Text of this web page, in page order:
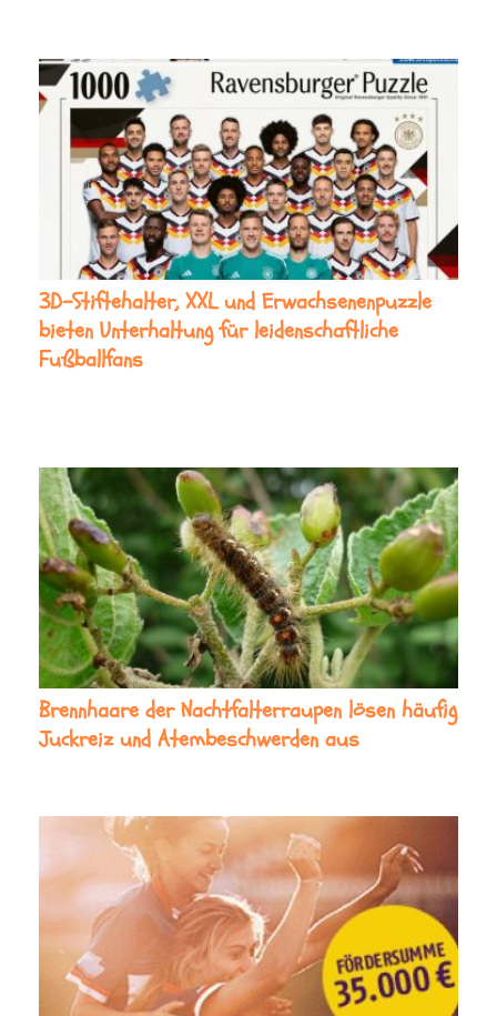
3D-Stiftehalter, XXL und Erwachsenenpuzzle
bieten Unterhaltung für leidenschaftliche
Fußballfans
Brennhaare der Nachtfalterraupen lösen häufig
Juckreiz und Atembeschwerden aus